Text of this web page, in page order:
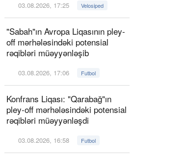
03.08.2026, 17:25 Velosiped
"Sabah"ın Avropa Liqasının pley-
off mərhələsindəki potensial
rəqibləri müəyyənləşib
03.08.2026, 17:06 Futbol
Konfrans Liqası: "Qarabağ"ın
pley-off mərhələsindəki potensial
rəqibləri müəyyənləşdi
03.08.2026, 16:58 Futbol